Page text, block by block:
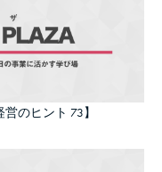
のヒント 73】